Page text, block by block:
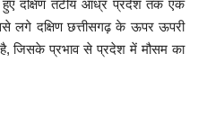
हुए दक्षिण तटीय आंध्र प्रदेश तक एक
लगे दक्षिण छत्तीसगढ़ के ऊपर ऊपरी
है, जिसके प्रभाव से प्रदेश में मौसम का